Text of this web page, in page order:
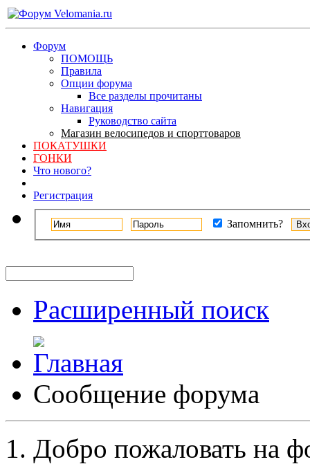
Форум
ПОМОЩЬ
Правила
Опции форума
Все разделы прочитаны
Навигация
Руководство сайта
Магазин велосипедов и спорттоваров
ПОКАТУШКИ
ГОНКИ
Что нового?
Регистрация
Запомнить?
Расширенный поиск
Сообщение форума
Добро пожаловать на